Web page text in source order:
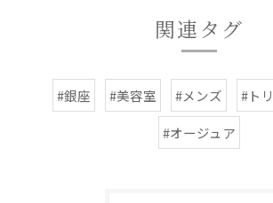
関連タグ
#銀座 #美容室 #メンズ
#ト
#オージュア